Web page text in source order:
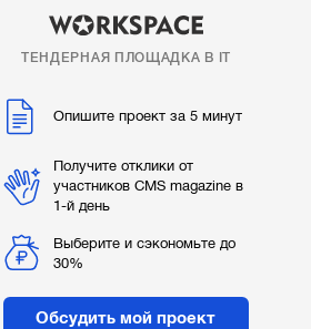
ТЕНДЕРНАЯ ПЛОЩАДКА В IT
Опишите проект за 5 минут
Получите отклики от
участников CMS magazine в
1-й день
Выберите и сэкономьте до
30%
Обсудить мой проект